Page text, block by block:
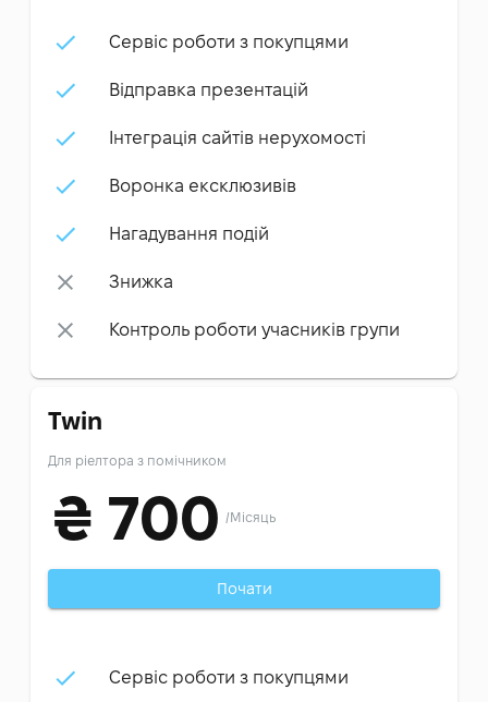
Сервіс роботи з покупцями
Відправка презентацій
Інтеграція сайтів нерухомості
Воронка ексклюзивів
Нагадування подій
Знижка
Контроль роботи учасників групи
Twin
Для ріелтора з помічником
₴ 700 /Місяць
Почати
Сервіс роботи з покупцями